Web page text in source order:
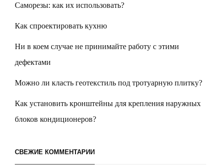
Саморезы: как их использовать?
Как спроектировать кухню
Ни в коем случае не принимайте работу с этими
дефектами
Можно ли класть геотекстиль под тротуарную плитку?
Как установить кронштейны для крепления наружных
блоков кондиционеров?
СВЕЖИЕ КОММЕНТАРИИ